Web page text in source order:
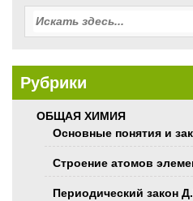
Рубрики
ОБЩАЯ ХИМИЯ
Основные понятия и
Строение атомов
Периодический закон